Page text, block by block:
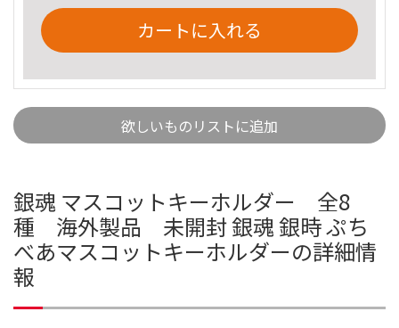
カートに入れる
欲しいものリストに追加
銀魂 マスコットキーホルダー 全8
種 海外製品 未開封 銀魂 銀時 ぷち
べあマスコットキーホルダーの詳細情
報